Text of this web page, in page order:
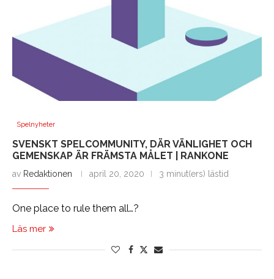
Spelnyheter
SVENSKT SPELCOMMUNITY, DÄR VÄNLIGHET OCH
GEMENSKAP ÄR FRÄMSTA MÅLET | RANKONE
av Redaktionen april 20, 2020 3 minut(ers) lästid
One place to rule them all…?
Läs mer